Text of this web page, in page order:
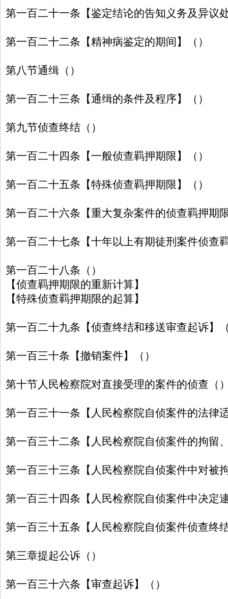
第一百二十一条【鉴定结论的告知义务及异议
第一百二十二条【精神病鉴定的期间】（）
第八节通缉（）
第一百二十三条【通缉的条件及程序】（）
第九节侦查终结（）
第一百二十四条【一般侦查羁押期限】（）
第一百二十五条【特殊侦查羁押期限】（）
第一百二十六条【重大复杂案件的侦查羁押期
第一百二十七条【十年以上有期徒刑案件侦查
第一百二十八条（）
【侦查羁押期限的重新计算】
【特殊侦查羁押期限的起算】
第一百二十九条【侦查终结和移送审查起诉】
第一百三十条【撤销案件】（）
第十节人民检察院对直接受理的案件的侦查（
第一百三十一条【人民检察院自侦案件的法律
第一百三十二条【人民检察院自侦案件的拘留
第一百三十三条【人民检察院自侦案件中对被
第一百三十四条【人民检察院自侦案件中决定
第一百三十五条【人民检察院自侦案件侦查终
第三章提起公诉（）
第一百三十六条【审查起诉】（）